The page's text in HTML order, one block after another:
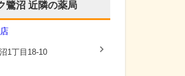
鷺沼 近隣の薬局
1丁目18-10